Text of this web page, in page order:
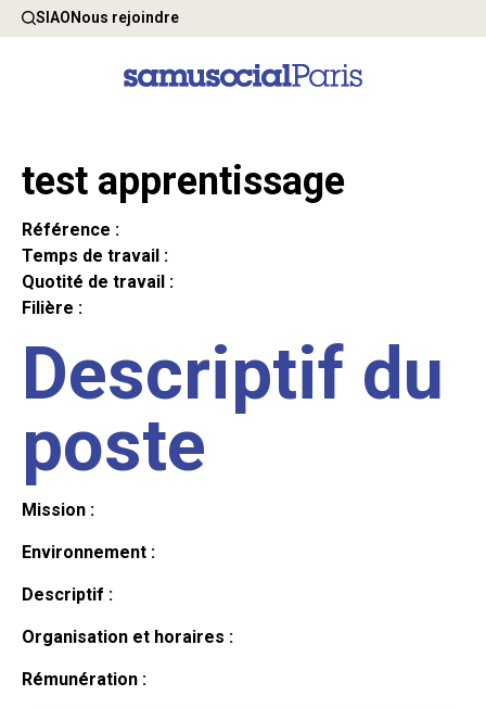
SIAONous rejoindre
test apprentissage
Référence :
Temps de travail :
Quotité de travail :
Filière :
Descriptif du
poste
Mission :
Environnement :
Descriptif :
Organisation et horaires :
Rémunération :